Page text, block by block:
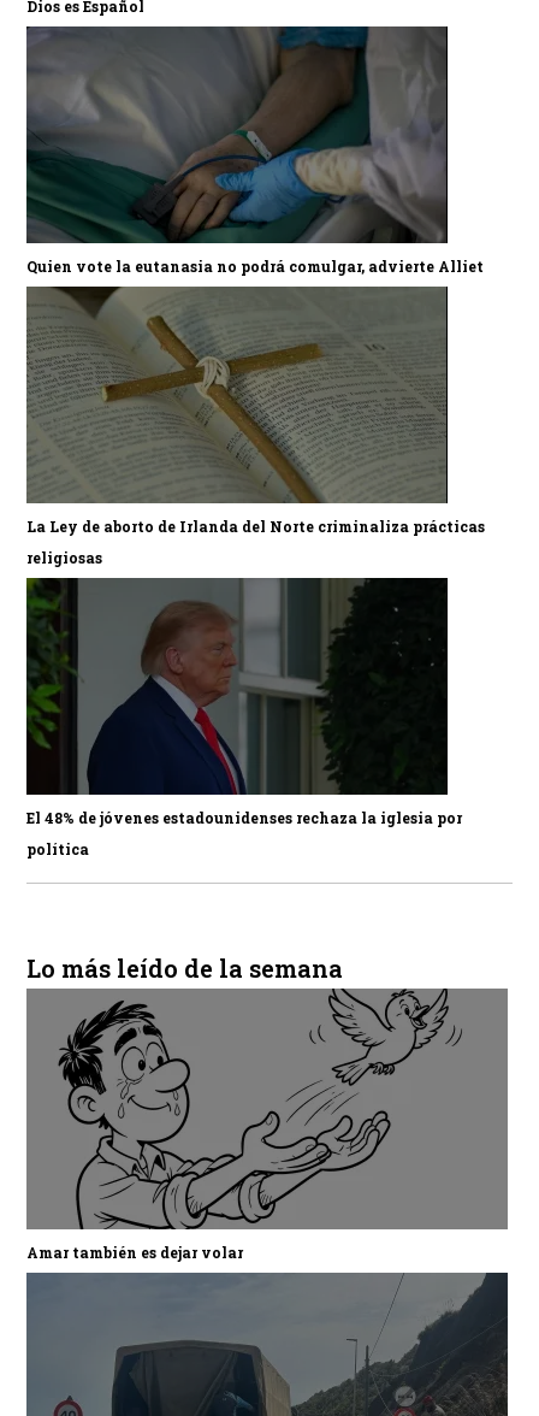
Dios es Español
Quien vote la eutanasia no podrá comulgar, advierte Alliet
La Ley de aborto de Irlanda del Norte criminaliza prácticas
religiosas
El 48% de jóvenes estadounidenses rechaza la iglesia por
política
Lo más leído de la semana
Amar también es dejar volar